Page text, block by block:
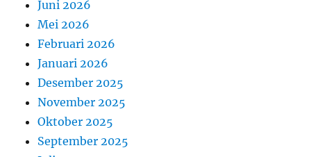
Juni 2026
Mei 2026
Februari 2026
Januari 2026
Desember 2025
November 2025
Oktober 2025
September 2025